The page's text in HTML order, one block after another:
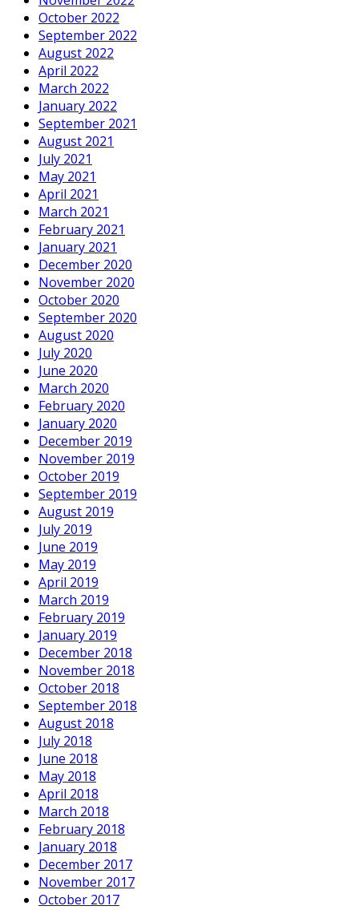
October 2022
September 2022
August 2022
April 2022
March 2022
January 2022
September 2021
August 2021
July 2021
May 2021
April 2021
March 2021
February 2021
January 2021
December 2020
November 2020
October 2020
September 2020
August 2020
July 2020
June 2020
March 2020
February 2020
January 2020
December 2019
November 2019
October 2019
September 2019
August 2019
July 2019
June 2019
May 2019
April 2019
March 2019
February 2019
January 2019
December 2018
November 2018
October 2018
September 2018
August 2018
July 2018
June 2018
May 2018
April 2018
March 2018
February 2018
January 2018
December 2017
November 2017
October 2017